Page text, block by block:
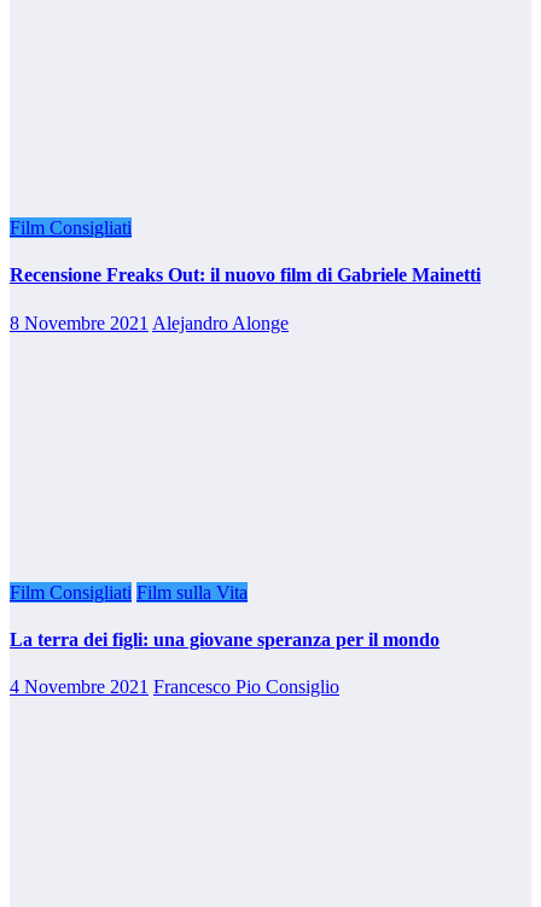
Film Consigliati
Recensione Freaks Out: il nuovo film di Gabriele Mainetti
8 Novembre 2021 Alejandro Alonge
Film Consigliati Film sulla Vita
La terra dei figli: una giovane speranza per il mondo
4 Novembre 2021 Francesco Pio Consiglio